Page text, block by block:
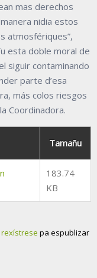
mas derechos
nidia estos
atmosfériques”,
esta doble moral de
siguir contaminando
parte d’esa
más colos riesgos
Coordinadora.
Tamañu
183.74
KB
rexístrese pa espublizar